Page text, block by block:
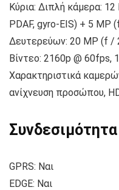
Κύρια: Διπλή κάμερα:
PDAF, gyro-EIS) + 5 MP
Δευτερεύων: 20 MP (f /
Βίντεο: 2160p @ 60fps,
Χαρακτηριστικά
ανίχνευση προσώπου,
Συνδεσιμότητα
GPRS: Ναι
EDGE: Ναι